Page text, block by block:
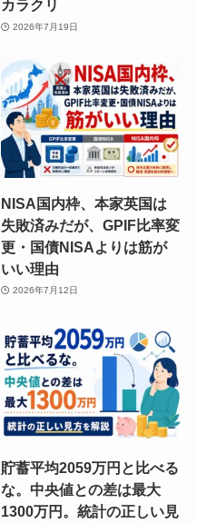
カラクリ
2026年7月19日
NISA国内枠、本家英国は
失敗済みだが、GPIF比率変
更・国債NISAよりは筋が
いい理由
2026年7月12日
貯蓄平均2059万円と比べる
な。中央値との差は最大
1300万円。統計の正しい見